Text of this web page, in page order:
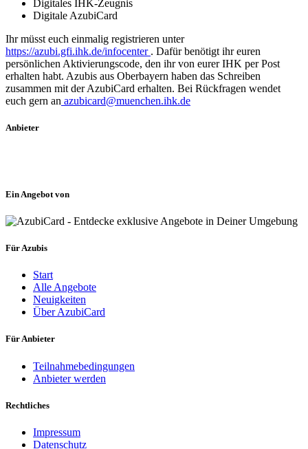
Digitales IHK-Zeugnis
Digitale AzubiCard
Ihr müsst euch einmalig registrieren unter
https://azubi.gfi.ihk.de/infocenter . Dafür benötigt ihr euren
persönlichen Aktivierungscode, den ihr von eurer IHK per Post
erhalten habt. Azubis aus Oberbayern haben das Schreiben
zusammen mit der AzubiCard erhalten. Bei Rückfragen wendet
euch gern an azubicard@muenchen.ihk.de
Anbieter
Ein Angebot von
Für Azubis
Start
Alle Angebote
Neuigkeiten
Über AzubiCard
Für Anbieter
Teilnahmebedingungen
Anbieter werden
Rechtliches
Impressum
Datenschutz